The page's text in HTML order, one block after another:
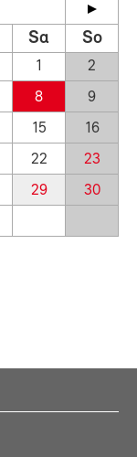
Sa So
1
2
8
9
15
16
22
23
29
30